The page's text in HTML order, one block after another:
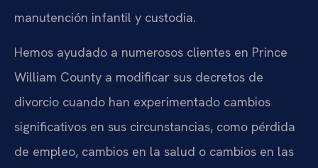
manutención infantil y custodia.
Hemos ayudado a numerosos clientes en Prince
William County a modificar sus decretos de
divorcio cuando han experimentado cambios
significativos en sus circunstancias, como pérdida
de empleo, cambios en la salud o cambios en las